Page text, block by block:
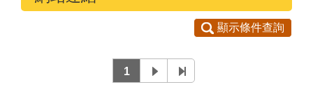
顯示條件查詢
1